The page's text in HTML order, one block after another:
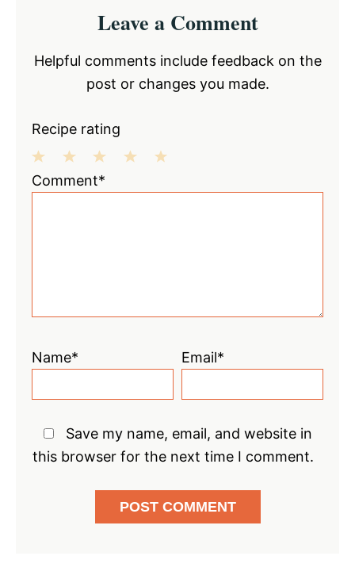
InteractionsLeave a Comment
Helpful comments include feedback on the
post or changes you made.
Recipe rating
3
2
1
Comment*
Name* Email*
Save my name, email, and website in
this browser for the next time I comment.